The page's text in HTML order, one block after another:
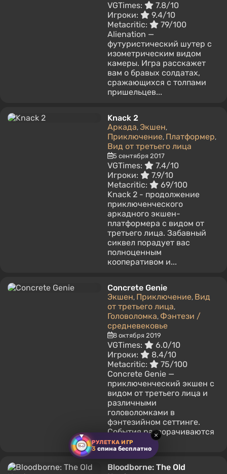
РУЛЕТКА ИГР
3 спина бесплатно
×
VGTimes:
7.8/10
Игроки:
9.4/10
Metacritic:
79/100
Alienation —
футуристический шутер с
изометрическим видом
камеры. Игра расскажет
вам о бравых солдатах,
сражающихся с толпами
пришельцев...
Knack 2
Аркада, Экшен,
Приключение, Платформер,
Вид от третьего лица
5 сентября 2017
VGTimes:
7.4/10
Игроки:
7.9/10
Metacritic:
69/100
Knack 2 - продолжение
приключенческого
аркадного экшен-
платформера с видом от
третьего лица. Забавный
сиквел порадует вас
полноценным
кооперативом и...
Concrete Genie
Экшен, Приключение, Вид
от третьего лица,
Головоломка, Фэнтези /
средневековье
8 октября 2019
VGTimes:
6.0/10
Игроки:
8.4/10
Metacritic:
75/100
Concrete Genie —
приключенческий экшен с
видом от третьего лица и
различными
головоломками в
фэнтезийном сеттинге.
События разворачиваются
вокруг...
Bloodborne: The Old